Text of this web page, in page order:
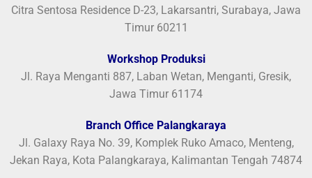
Citra Sentosa Residence D-23, Lakarsantri, Surabaya, Jawa
Timur 60211
Workshop Produksi
Jl. Raya Menganti 887, Laban Wetan, Menganti, Gresik,
Jawa Timur 61174
Branch Office Palangkaraya
Jl. Galaxy Raya No. 39, Komplek Ruko Amaco, Menteng,
Jekan Raya, Kota Palangkaraya, Kalimantan Tengah 74874